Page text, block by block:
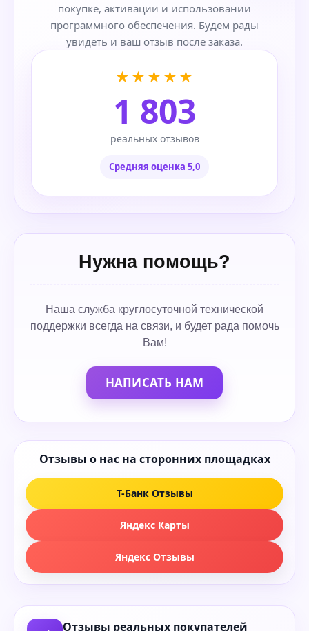
покупке, активации и использовании
программного обеспечения. Будем рады
увидеть и ваш отзыв после заказа.
★★★★★
1 803
реальных отзывов
Средняя оценка 5,0
Нужна помощь?
Наша служба круглосуточной технической
поддержки всегда на связи, и будет рада помочь
Вам!
НАПИСАТЬ НАМ
Отзывы о нас на сторонних площадках
Т-Банк Отзывы
Яндекс Карты
Яндекс Отзывы
Отзывы реальных покупателей